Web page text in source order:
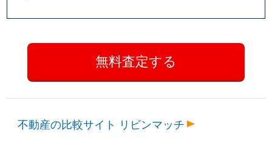
不動産の比較サイト リビンマッチ